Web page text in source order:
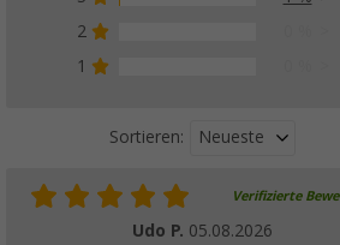
2
1
Sortieren: Neueste
Verifizierte
Udo P. 05.08.2026